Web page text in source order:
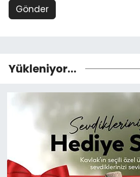
Gönder
Yükleniyor...